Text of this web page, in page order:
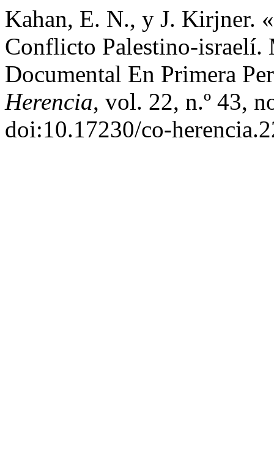
Kahan, E. N., y J. Kirjner.
Conflicto Palestino-israelí.
Documental En Primera
Herencia, vol. 22, n.º 43,
doi:10.17230/co-